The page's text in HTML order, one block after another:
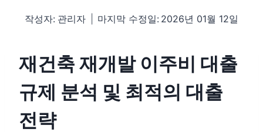
작성자: 관리자 마지막 수정일: 2026년 01월 12일
재건축 재개발 이주비 대출
규제 분석 및 최적의 대출
전략